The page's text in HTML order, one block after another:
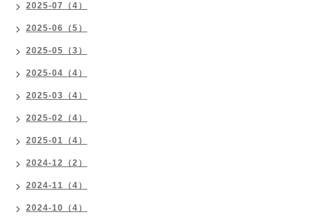
2025-07（4）
2025-06（5）
2025-05（3）
2025-04（4）
2025-03（4）
2025-02（4）
2025-01（4）
2024-12（2）
2024-11（4）
2024-10（4）